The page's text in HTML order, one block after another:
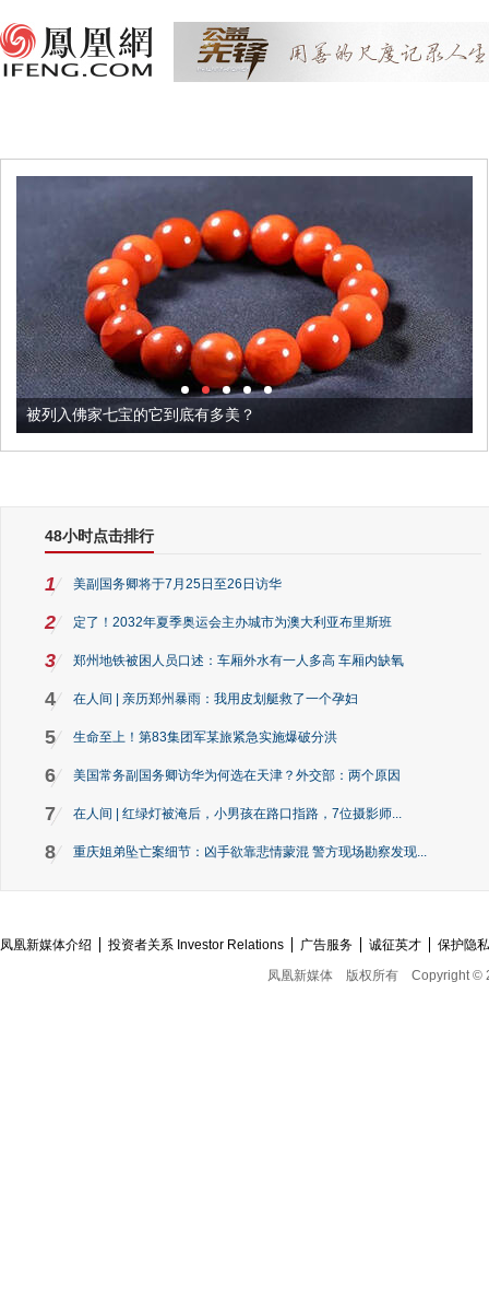
被列入佛家七宝的它到底有多美？
48小时点击排行
1 美副国务卿将于7月25日至26日访华
2 定了！2032年夏季奥运会主办城市为澳大利亚布里斯班
3 郑州地铁被困人员口述：车厢外水有一人多高 车厢内缺氧
4 在人间 | 亲历郑州暴雨：我用皮划艇救了一个孕妇
5 生命至上！第83集团军某旅紧急实施爆破分洪
6 美国常务副国务卿访华为何选在天津？外交部：两个原因
7 在人间 | 红绿灯被淹后，小男孩在路口指路，7位摄影师...
8 重庆姐弟坠亡案细节：凶手欲靠悲情蒙混 警方现场勘察发现...
凤凰新媒体介绍 投资者关系 Investor Relations 广告服务 诚征英才
保护隐
凤凰新媒体
版权所有 Copyright ©